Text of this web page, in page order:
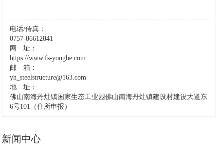
电话/传真：
0757-86612841
网 址：
https://www.fs-yonghe.com
邮 箱：
yh_steelstructure@163.com
地 址：
佛山南海丹灶镇国家生态工业园佛山南海丹灶镇建设村建设大道东
6号101（住所申报）
新闻中心